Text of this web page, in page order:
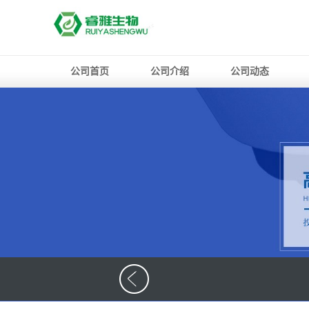
公司首页 公司介绍 公司动态